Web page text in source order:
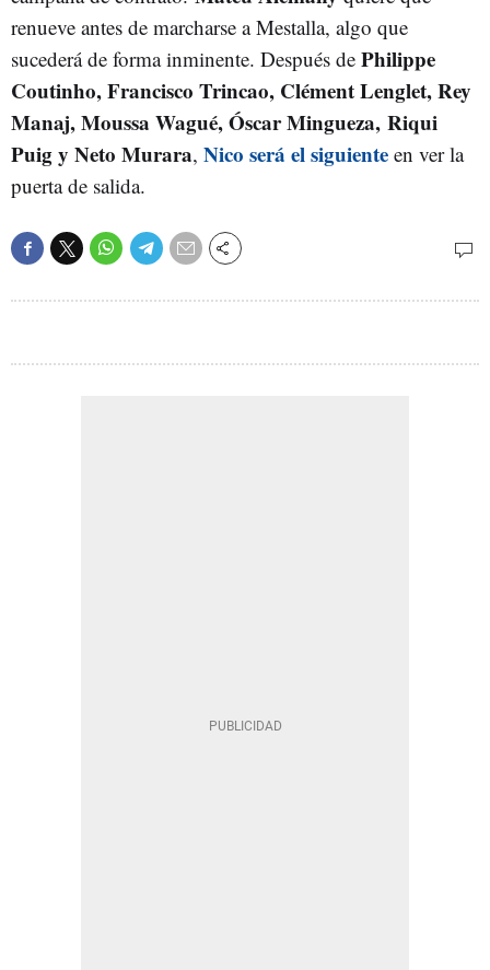
renueve antes de marcharse a Mestalla, algo que
sucederá de forma inminente. Después de Philippe
Coutinho, Francisco Trincao, Clément Lenglet, Rey
Manaj, Moussa Wagué, Óscar Mingueza, Riqui
Puig y Neto Murara, Nico será el siguiente en ver la
puerta de salida.